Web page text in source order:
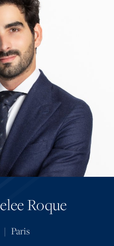
Roque
| Paris